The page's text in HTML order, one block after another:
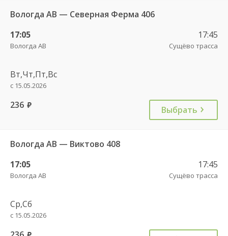
Вологда АВ — Северная Ферма 406
17:05
Вологда АВ
17:45
Сущёво трасса
Вт,Чт,Пт,Вс
с 15.05.2026
236 руб. Выбрать
Вологда АВ — Виктово 408
17:05
Вологда АВ
17:45
Сущёво трасса
Ср,Сб
с 15.05.2026